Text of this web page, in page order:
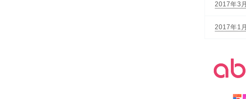
2017年3月
2017年1月